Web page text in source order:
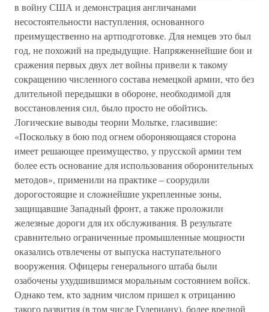
в войну США и демонстрация англичанами
несостоятельности наступления, основанного
преимущественно на артподготовке. Для немцев это был
год, не похожий на предыдущие. Напряженнейшие бои и
сражения первых двух лет войны привели к такому
сокращению численного состава немецкой армии, что без
длительной передышки в обороне, необходимой для
восстановления сил, было просто не обойтись.
Логические выводы теории Мольтке, гласившие:
«Поскольку в бою под огнем обороняющаяся сторона
имеет решающее преимущество, у прусской армии тем
более есть основание для использования оборонительных
методов», применили на практике – соорудили
дорогостоящие и сложнейшие укрепленные зоны,
защищавшие Западный фронт, а также проложили
железные дороги для их обслуживания. В результате
сравнительно ограниченные промышленные мощности
оказались отвлечены от выпуска наступательного
вооружения. Офицеры генерального штаба были
озабочены ухудшившимся моральным состоянием войск.
Однако тем, кто задним числом пришел к отрицанию
такого развития (в том числе Гудериану), более вредной